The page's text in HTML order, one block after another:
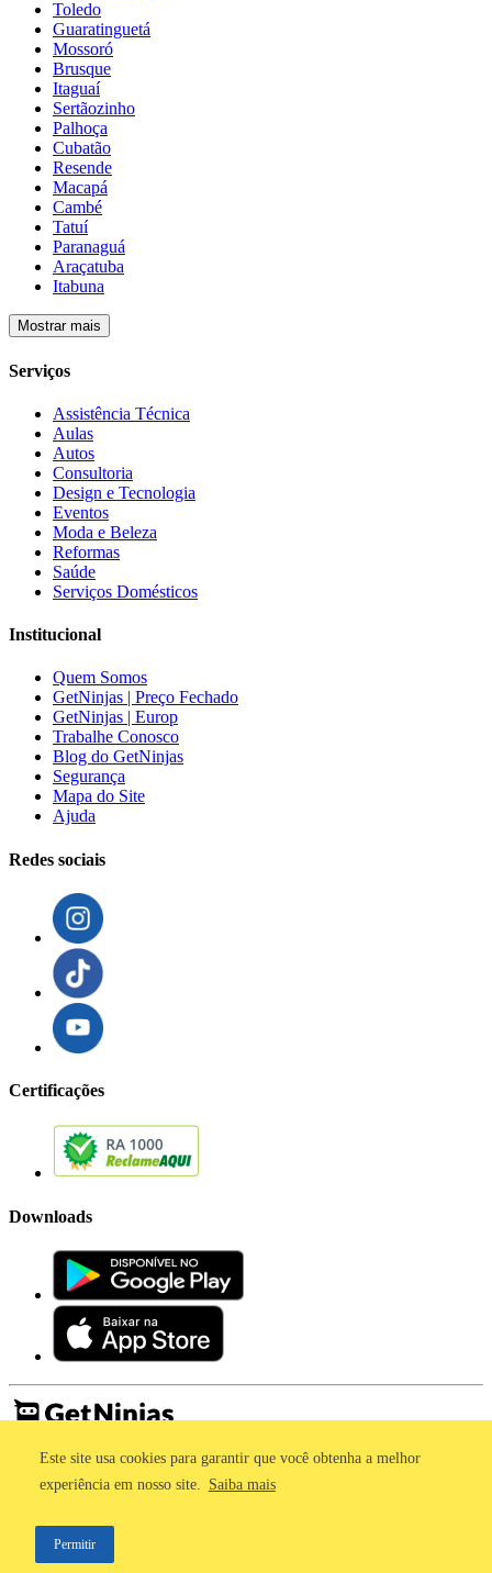
Este site usa cookies para garantir que você obtenha a melhor
experiência em nosso site. Saiba mais
Permitir
Toledo
Guaratinguetá
Mossoró
Brusque
Itaguaí
Sertãozinho
Palhoça
Cubatão
Resende
Macapá
Cambé
Tatuí
Paranaguá
Araçatuba
Itabuna
Mostrar mais
Serviços
Assistência Técnica
Aulas
Autos
Consultoria
Design e Tecnologia
Eventos
Moda e Beleza
Reformas
Saúde
Serviços Domésticos
Institucional
Quem Somos
GetNinjas | Preço Fechado
GetNinjas | Europ
Trabalhe Conosco
Blog do GetNinjas
Segurança
Mapa do Site
Ajuda
Redes sociais
Certificações
Downloads
Imprensa
Termos de Uso
©2011 - 2026, GetNinjas LTDA. CNPJ 55.744.877/0001-89 - Rua
Dr. Fernandes Coelho, 85 - 3º andar - São Paulo/SP - Brasil